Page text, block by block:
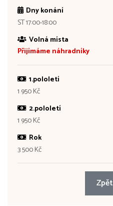
Dny konání
ST 17:00-18:00
Volná místa
Přijímáme náhradníky
1.pololetí
1 950 Kč
2.pololetí
1 950 Kč
Rok
3 500 Kč
Zpět